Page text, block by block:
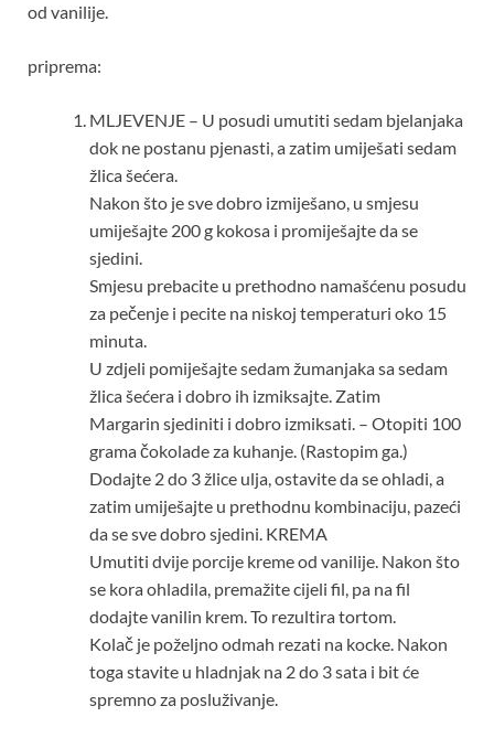
od vanilije.
priprema:
MLJEVENJE – U posudi umutiti sedam bjelanjaka
dok ne postanu pjenasti, a zatim umiješati sedam
žlica šećera.
Nakon što je sve dobro izmiješano, u smjesu
umiješajte 200 g kokosa i promiješajte da se
sjedini.
Smjesu prebacite u prethodno namašćenu posudu
za pečenje i pecite na niskoj temperaturi oko 15
minuta.
U zdjeli pomiješajte sedam žumanjaka sa sedam
žlica šećera i dobro ih izmiksajte. Zatim
Margarin sjediniti i dobro izmiksati. – Otopiti 100
grama čokolade za kuhanje. (Rastopim ga.)
Dodajte 2 do 3 žlice ulja, ostavite da se ohladi, a
zatim umiješajte u prethodnu kombinaciju, pazeći
da se sve dobro sjedini. KREMA
Umutiti dvije porcije kreme od vanilije. Nakon što
se kora ohladila, premažite cijeli fil, pa na fil
dodajte vanilin krem. To rezultira tortom.
Kolač je poželjno odmah rezati na kocke. Nakon
toga stavite u hladnjak na 2 do 3 sata i bit će
spremno za posluživanje.